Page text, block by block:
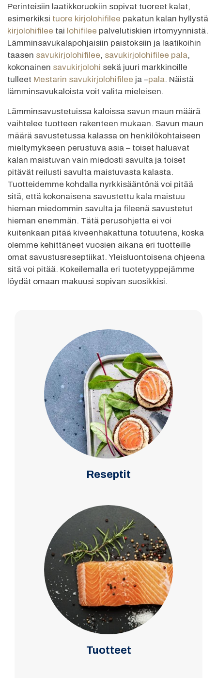
Perinteisiin laatikkoruokiin sopivat tuoreet kalat,
esimerkiksi tuore kirjolohifilee pakatun kalan hyllystä
kirjolohifilee tai lohifilee palvelutiskien irtomyynnistä.
Lämminsavukalapohjaisiin paistoksiin ja laatikoihin
taasen savukirjolohifilee, savukirjolohifilee pala,
kokonainen savukirjolohi sekä juuri markkinoille
tulleet Mestarin savukirjolohifilee ja –pala. Näistä
lämminsavukaloista voit valita mieleisen.
Lämminsavustetuissa kaloissa savun maun määrä
vaihtelee tuotteen rakenteen mukaan. Savun maun
määrä savustetussa kalassa on henkilökohtaiseen
mieltymykseen perustuva asia – toiset haluavat
kalan maistuvan vain miedosti savulta ja toiset
pitävät reilusti savulta maistuvasta kalasta.
Tuotteidemme kohdalla nyrkkisääntönä voi pitää
sitä, että kokonaisena savustettu kala maistuu
hieman miedommin savulta ja fileenä savustetut
hieman enemmän. Tätä perusohjetta ei voi
kuitenkaan pitää kiveenhakattuna totuutena, koska
olemme kehittäneet vuosien aikana eri tuotteille
omat savustusreseptiikat. Yleisluontoisena ohjeena
sitä voi pitää. Kokeilemalla eri tuotetyyppejämme
löydät omaan makuusi sopivan suosikkisi.
Reseptit
Tuotteet